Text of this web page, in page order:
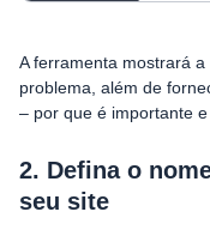
A ferramenta mostrará
problema, além de
– por que é importante
2. Defina o
seu site